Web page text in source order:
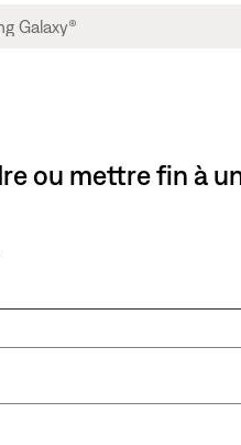
ou mettre fin à